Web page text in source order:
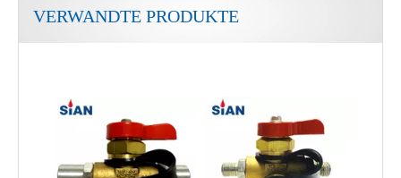
VERWANDTE PRODUKTE
CNG-Ventil zur Druckentlastung von Industrietanks